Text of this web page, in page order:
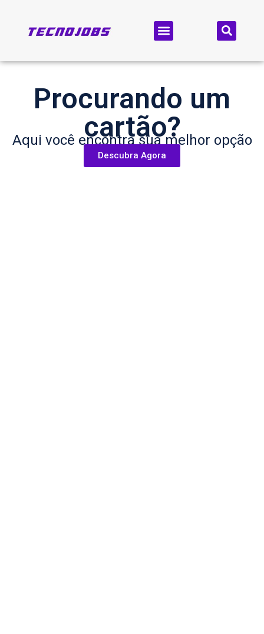
Procurando um
cartão?
Aqui você encontra sua melhor opção
Descubra Agora